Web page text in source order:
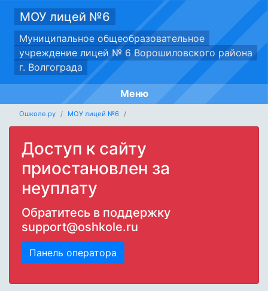
МОУ лицей №6
Муниципальное общеобразовательное
учреждение лицей № 6 Ворошиловского района
г. Волгограда
Меню
Ошколе.ру МОУ лицей №6
Доступ к сайту
приостановлен за
неуплату
Обратитесь в поддержку
support@oshkole.ru
Панель оператора